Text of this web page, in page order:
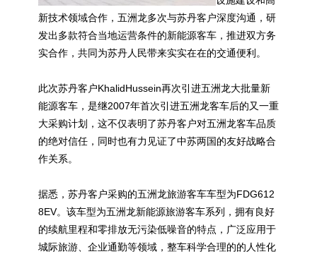
新技术领域合作，五洲龙多次与苏丹客户深度沟通，研
发出多款符合当地运营条件的新能源客车，推进双方务
实合作，共同为苏丹人民带来实实在在的交通便利。
此次苏丹客户KhalidHussein再次引进五洲龙大批量新
能源客车，是继2007年首次引进五洲龙客车后的又一重
大采购计划，这不仅表明了苏丹客户对五洲龙客车品质
的绝对信任，同时也有力见证了中苏两国的友好战略合
作关系。
据悉，苏丹客户采购的五洲龙旅游客车车型为FDG612
8EV。该车型为五洲龙新能源旅游客车系列，拥有良好
的续航里程和零排放无污染低噪音的特点，广泛应用于
城际旅游、企业通勤等领域，整车科学合理的的人性化